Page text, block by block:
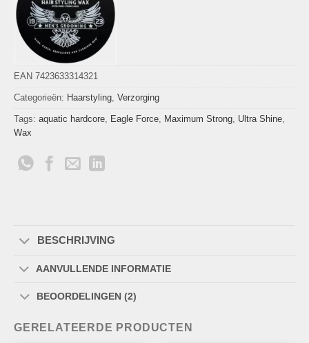
EAN 7423633314321
Categorieën: Haarstyling, Verzorging
Tags: aquatic hardcore, Eagle Force, Maximum Strong, Ultra Shine,
Wax
BESCHRIJVING
AANVULLENDE INFORMATIE
BEOORDELINGEN (2)
GERELATEERDE PRODUCTEN